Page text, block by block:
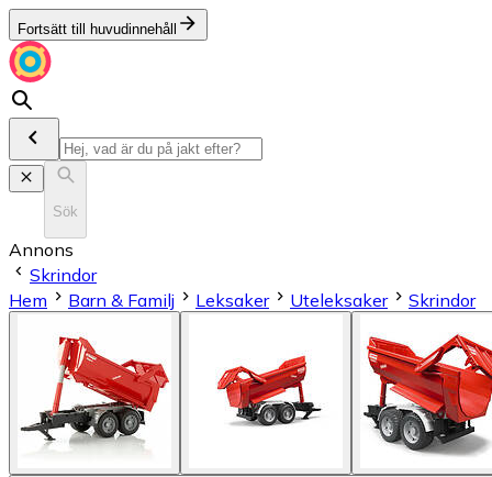
Fortsätt till huvudinnehåll
Sök
Annons
Skrindor
Hem
Barn & Familj Leksaker Uteleksaker Skrindor